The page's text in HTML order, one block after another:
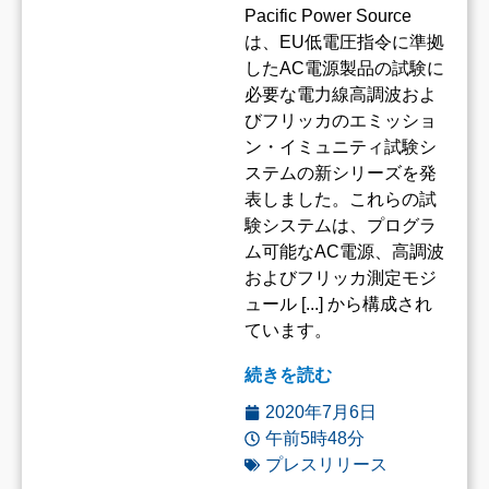
Pacific Power Source
は、EU低電圧指令に準拠
したAC電源製品の試験に
必要な電力線高調波およ
びフリッカのエミッショ
ン・イミュニティ試験シ
ステムの新シリーズを発
表しました。これらの試
験システムは、プログラ
ム可能なAC電源、高調波
およびフリッカ測定モジ
ュール [...] から構成され
ています。
続きを読む
2020年7月6日
午前5時48分
プレスリリース